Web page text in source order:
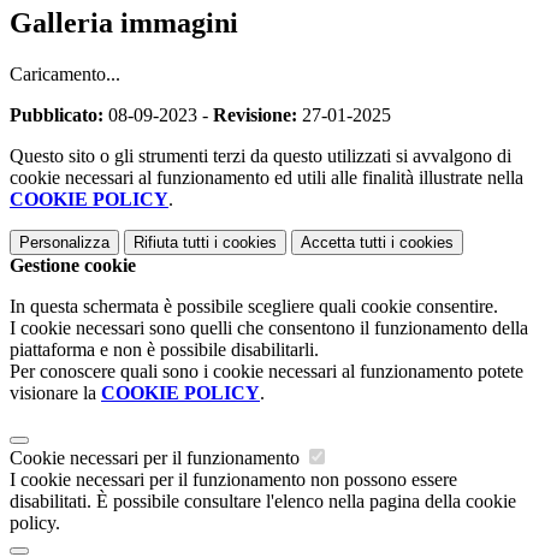
Galleria immagini
Caricamento...
Pubblicato: 08-09-2023 - Revisione: 27-01-2025
Questo sito o gli strumenti terzi da questo utilizzati si avvalgono di
cookie necessari al funzionamento ed utili alle finalità illustrate nella
COOKIE POLICY.
Personalizza Rifiuta tutti i cookies Accetta tutti i cookies
Gestione cookie
In questa schermata è possibile scegliere quali cookie consentire.
I cookie necessari sono quelli che consentono il funzionamento della
piattaforma e non è possibile disabilitarli.
Per conoscere quali sono i cookie necessari al funzionamento potete
visionare la COOKIE POLICY.
Cookie necessari per il funzionamento
I cookie necessari per il funzionamento non possono essere
disabilitati. È possibile consultare l'elenco nella pagina della cookie
policy.